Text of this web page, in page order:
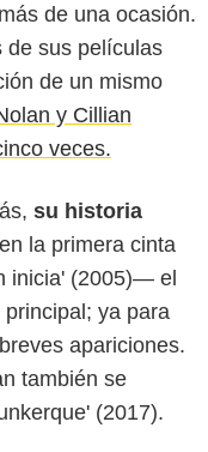
de una ocasión.
de sus películas
de un mismo
y Cillian
veces.
su historia
la primera cinta
inicia' (2005)— el
ya para
apariciones.
también se
(2017).